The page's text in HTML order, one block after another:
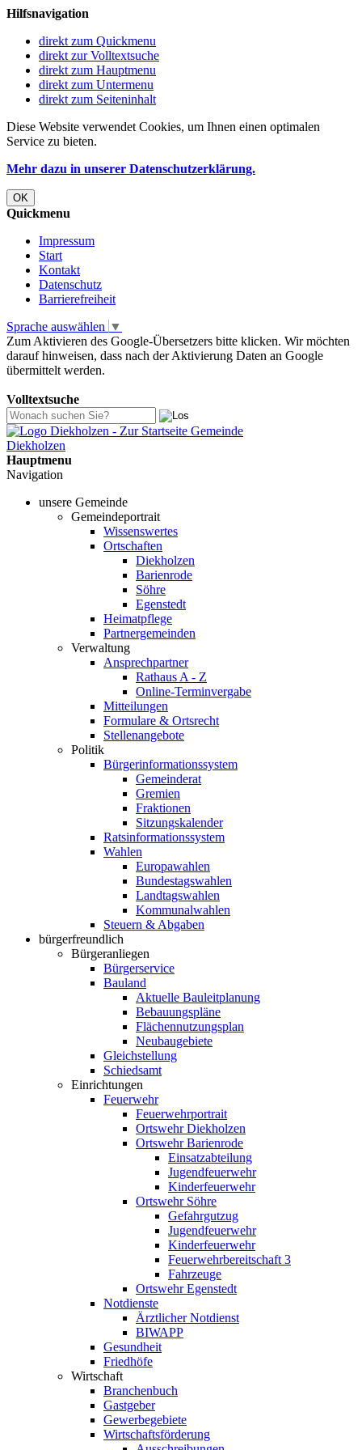
Hilfsnavigation
direkt zum Quickmenu
direkt zur Volltextsuche
direkt zum Hauptmenu
direkt zum Untermenu
direkt zum Seiteninhalt
Diese Website verwendet Cookies, um Ihnen einen optimalen
Service zu bieten.
Mehr dazu in unserer Datenschutzerklärung.
OK
Quickmenu
Impressum
Start
Kontakt
Datenschutz
Barrierefreiheit
Sprache auswählen ▼
Zum Aktivieren des Google-Übersetzers bitte klicken. Wir möchten
darauf hinweisen, dass nach der Aktivierung Daten an Google
übermittelt werden.
Volltextsuche
Gemeinde
Diekholzen
Hauptmenu
Navigation
unsere Gemeinde
Gemeindeportrait
Wissenswertes
Ortschaften
Diekholzen
Barienrode
Söhre
Egenstedt
Heimatpflege
Partnergemeinden
Verwaltung
Ansprechpartner
Rathaus A - Z
Online-Terminvergabe
Mitteilungen
Formulare & Ortsrecht
Stellenangebote
Politik
Bürgerinformationssystem
Gemeinderat
Gremien
Fraktionen
Sitzungskalender
Ratsinformationssystem
Wahlen
Europawahlen
Bundestagswahlen
Landtagswahlen
Kommunalwahlen
Steuern & Abgaben
bürgerfreundlich
Bürgeranliegen
Bürgerservice
Bauland
Aktuelle Bauleitplanung
Bebauungspläne
Flächennutzungsplan
Neubaugebiete
Gleichstellung
Schiedsamt
Einrichtungen
Feuerwehr
Feuerwehrportrait
Ortswehr Diekholzen
Ortswehr Barienrode
Einsatzabteilung
Jugendfeuerwehr
Kinderfeuerwehr
Ortswehr Söhre
Gefahrgutzug
Jugendfeuerwehr
Kinderfeuerwehr
Feuerwehrbereitschaft 3
Fahrzeuge
Ortswehr Egenstedt
Notdienste
Ärztlicher Notdienst
BIWAPP
Gesundheit
Friedhöfe
Wirtschaft
Branchenbuch
Gastgeber
Gewerbegebiete
Wirtschaftsförderung